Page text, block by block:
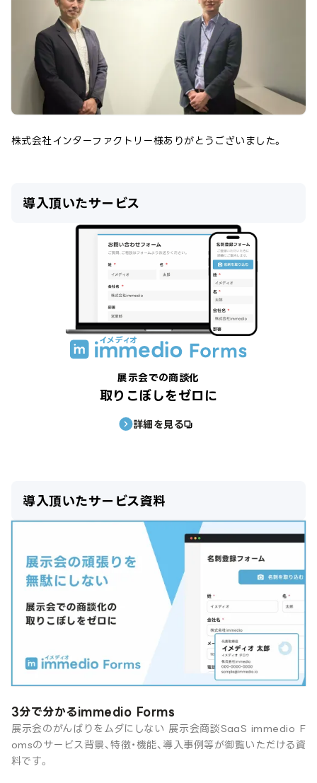
株式会社インターファクトリー様ありがとうございました。
導入頂いたサービス
展示会での商談化
取りこぼしをゼロに
詳細を見る
導入頂いたサービス資料
3分で分かるimmedio Forms
展示会のがんばりをムダにしない 展示会商談SaaS immedio F
omsのサービス背景、特徴・機能、導入事例等が御覧いただける資
料です。